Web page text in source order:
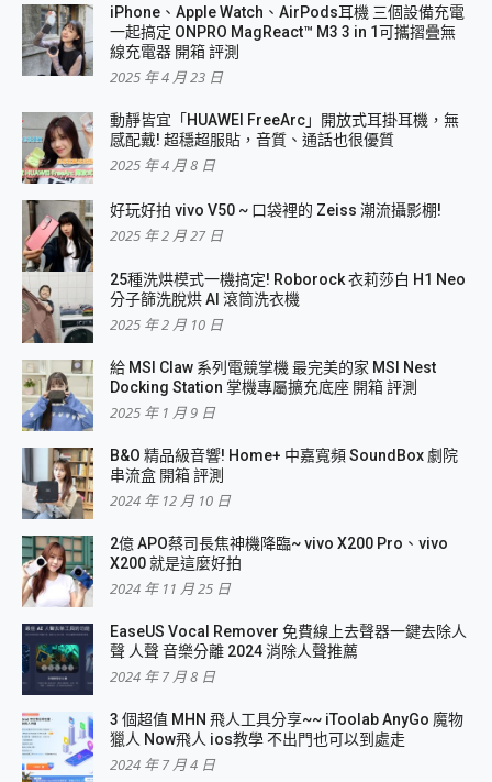
iPhone、Apple Watch、AirPods耳機 三個設備充電
一起搞定 ONPRO MagReact™ M3 3 in 1可攜摺疊無
線充電器 開箱 評測
2025 年 4 月 23 日
動靜皆宜「HUAWEI FreeArc」開放式耳掛耳機，無
感配戴! 超穩超服貼，音質、通話也很優質
2025 年 4 月 8 日
好玩好拍 vivo V50 ~ 口袋裡的 Zeiss 潮流攝影棚!
2025 年 2 月 27 日
25種洗烘模式一機搞定! Roborock 衣莉莎白 H1 Neo
分子篩洗脫烘 AI 滾筒洗衣機
2025 年 2 月 10 日
給 MSI Claw 系列電競掌機 最完美的家 MSI Nest
Docking Station 掌機專屬擴充底座 開箱 評測
2025 年 1 月 9 日
B&O 精品級音響! Home+ 中嘉寬頻 SoundBox 劇院
串流盒 開箱 評測
2024 年 12 月 10 日
2億 APO蔡司長焦神機降臨~ vivo X200 Pro、vivo
X200 就是這麼好拍
2024 年 11 月 25 日
EaseUS Vocal Remover 免費線上去聲器一鍵去除人
聲 人聲 音樂分離 2024 消除人聲推薦
2024 年 7 月 8 日
3 個超值 MHN 飛人工具分享~~ iToolab AnyGo 魔物
獵人 Now飛人 ios教學 不出門也可以到處走
2024 年 7 月 4 日